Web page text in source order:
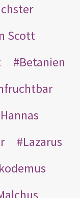
Scott
Betanien
Hannas
Lazarus